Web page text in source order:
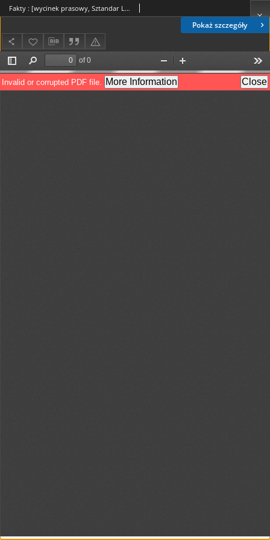
Pokaż szczegóły
Fakty : [wycinek prasowy, Sztandar Ludu,6.06.1987 r.]